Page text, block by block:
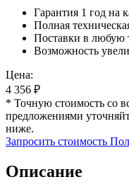
Гарантия 1 год на
Полная
Поставки в
Возможность
Цена:
4 356 ₽
* Точную стоимость со
предложениями
ниже.
Запросить стоимость
Описание